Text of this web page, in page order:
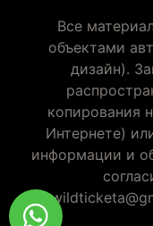
Все
объектами
дизайн).
копирования
Интернете)
информации и